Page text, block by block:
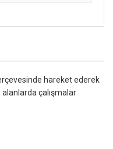
hareket ederek
çalışmalar